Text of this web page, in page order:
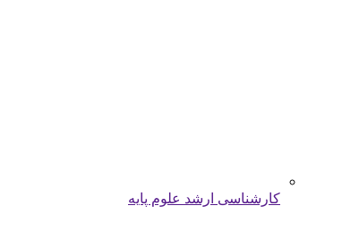
کارشناسی ارشد علوم پایه